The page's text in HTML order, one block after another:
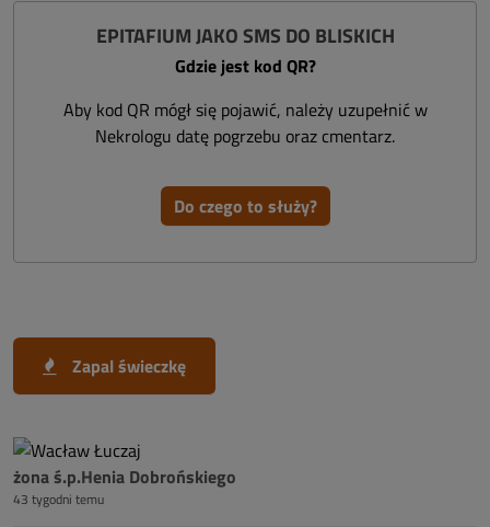
EPITAFIUM JAKO SMS DO BLISKICH
Gdzie jest kod QR?
Aby kod QR mógł się pojawić, należy uzupełnić w
Nekrologu datę pogrzebu oraz cmentarz.
Do czego to służy?
Zapal świeczkę
żona ś.p.Henia Dobrońskiego
43 tygodni temu